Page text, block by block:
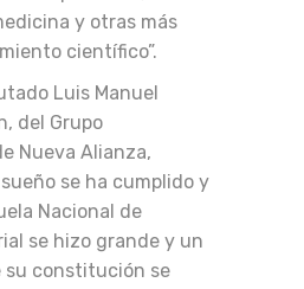
y otras más
científico”.
Luis Manuel
del Grupo
Nueva Alianza,
se ha cumplido y
Nacional de
se hizo grande y un
su constitución se